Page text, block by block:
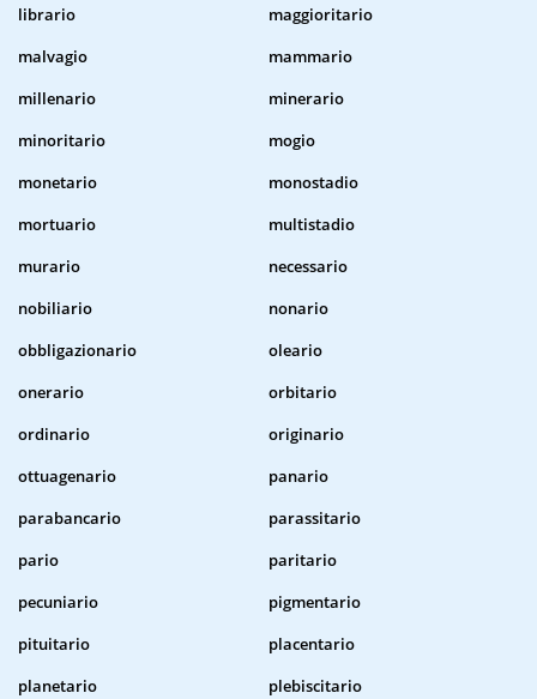
librario
maggioritario
malvagio
mammario
millenario
minerario
minoritario
mogio
monetario
monostadio
mortuario
multistadio
murario
necessario
nobiliario
nonario
obbligazionario
oleario
onerario
orbitario
ordinario
originario
ottuagenario
panario
parabancario
parassitario
pario
paritario
pecuniario
pigmentario
pituitario
placentario
planetario
plebiscitario